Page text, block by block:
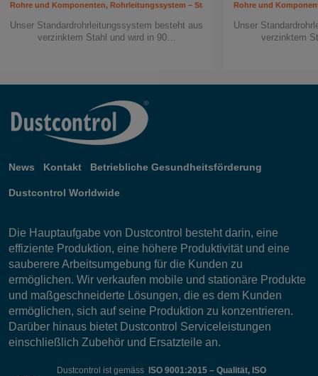
Rohre und Komponenten, Rohrleitungssystem – Stahl, Rohrleitungssytem
Unser Standardrohrleitungssystem besteht aus
verzinktem Stahl und wird in 90…
Rohre und
Unser
verzinktem
News Kontakt Betriebliche Gesundheitsförderung
Dustcontrol Worldwide
Die Hauptaufgabe von Dustcontrol besteht darin, eine
effiziente Produktion, eine höhere Produktivität und eine
sauberere Arbeitsumgebung für die Kunden zu
ermöglichen. Wir verkaufen mobile und stationäre Produkte
und maßgeschneiderte Lösungen, die es dem Kunden
ermöglichen, sich auf seine Produktion zu konzentrieren.
Darüber hinaus bietet Dustcontrol Serviceleistungen
einschließlich Zubehör und Ersatzteile an.
Dustcontrol ist gemäss
ISO 9001:2015 – Qualität, ISO